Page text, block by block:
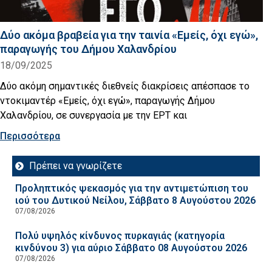
Δύο ακόμα βραβεία για την ταινία «Εμείς, όχι εγώ»,
παραγωγής του Δήμου Χαλανδρίου
18/09/2025
Δύο ακόμη σημαντικές διεθνείς διακρίσεις απέσπασε το
ντοκιμαντέρ «Εμείς, όχι εγώ», παραγωγής Δήμου
Χαλανδρίου, σε συνεργασία με την ΕΡΤ και
Περισσότερα
Πρέπει να γνωρίζετε
Προληπτικός ψεκασμός για την αντιμετώπιση του
ιού του Δυτικού Νείλου, Σάββατο 8 Αυγούστου 2026
07/08/2026
Πολύ υψηλός κίνδυνος πυρκαγιάς (κατηγορία
κινδύνου 3) για αύριο Σάββατο 08 Αυγούστου 2026
07/08/2026